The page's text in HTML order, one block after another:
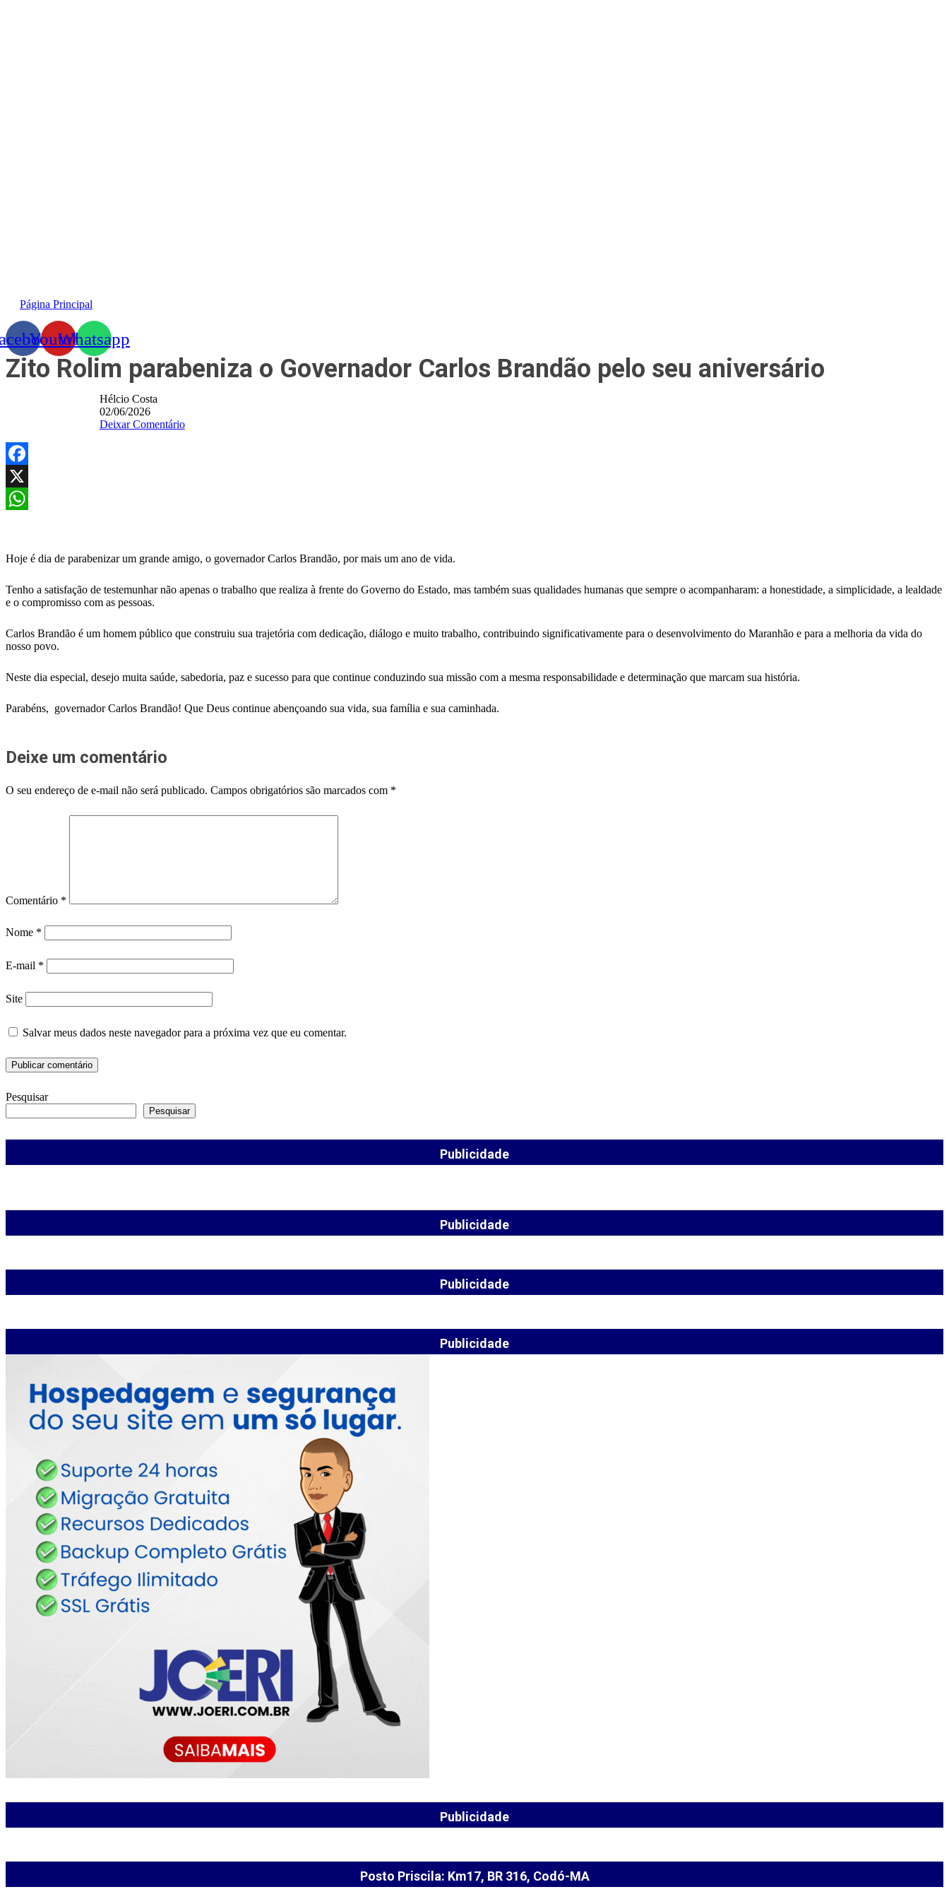
Página Principal
YoutubeWhatsapp
Zito Rolim parabeniza o Governador Carlos Brandão pelo seu aniversário
Hélcio Costa
02/06/2026
Deixar Comentário
Facebook
X
Hoje é dia de parabenizar um grande amigo, o governador Carlos Brandão, por mais um ano de vida.
Tenho a satisfação de testemunhar não apenas o trabalho que realiza à frente do Governo do Estado, mas também suas qualidades humanas que sempre o acompanharam: a honestidade, a simplicidade, a lealdade
e o compromisso com as pessoas.
Carlos Brandão é um homem público que construiu sua trajetória com dedicação, diálogo e muito trabalho, contribuindo significativamente para o desenvolvimento do Maranhão e para a melhoria da vida do
nosso povo.
Neste dia especial, desejo muita saúde, sabedoria, paz e sucesso para que continue conduzindo sua missão com a mesma responsabilidade e determinação que marcam sua história.
Parabéns, governador Carlos Brandão! Que Deus continue abençoando sua vida, sua família e sua caminhada.
Deixe um comentário
O seu endereço de e-mail não será publicado. Campos obrigatórios são marcados com *
Comentário *
Nome *
E-mail *
Site
Salvar meus dados neste navegador para a próxima vez que eu comentar.
Pesquisar
Pesquisar
Publicidade
Publicidade
Publicidade
Publicidade
Publicidade
Posto Priscila: Km17, BR 316, Codó-MA